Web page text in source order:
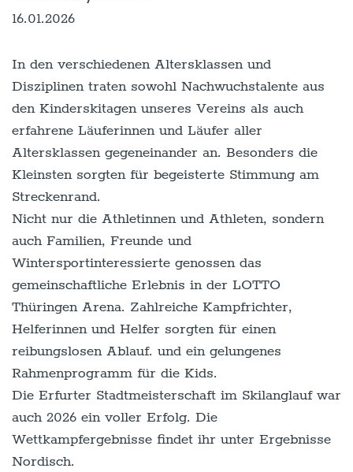
16.01.2026
In den verschiedenen Altersklassen und
Disziplinen traten sowohl Nachwuchstalente aus
den Kinderskitagen unseres Vereins als auch
erfahrene Läuferinnen und Läufer aller
Altersklassen gegeneinander an. Besonders die
Kleinsten sorgten für begeisterte Stimmung am
Streckenrand.
Nicht nur die Athletinnen und Athleten, sondern
auch Familien, Freunde und
Wintersportinteressierte genossen das
gemeinschaftliche Erlebnis in der LOTTO
Thüringen Arena. Zahlreiche Kampfrichter,
Helferinnen und Helfer sorgten für einen
reibungslosen Ablauf. und ein gelungenes
Rahmenprogramm für die Kids.
Die Erfurter Stadtmeisterschaft im Skilanglauf war
auch 2026 ein voller Erfolg. Die
Wettkampfergebnisse findet ihr unter Ergebnisse
Nordisch.